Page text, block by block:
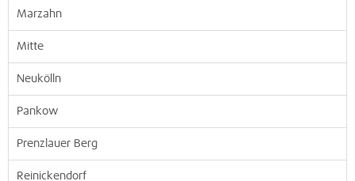
Marzahn
Mitte
Neukölln
Pankow
Prenzlauer Berg
Reinickendorf